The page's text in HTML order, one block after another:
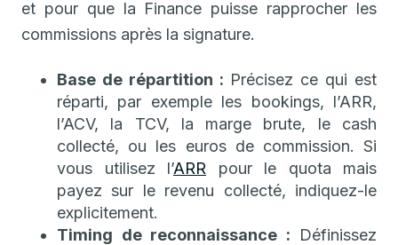
et pour que la Finance puisse rapprocher les
commissions après la signature.
Base de répartition : Précisez ce qui est
réparti, par exemple les bookings, l’ARR,
l’ACV, la TCV, la marge brute, le cash
collecté, ou les euros de commission. Si
vous utilisez l’ARR pour le quota mais
payez sur le revenu collecté, indiquez-le
explicitement.
Timing de reconnaissance : Définissez